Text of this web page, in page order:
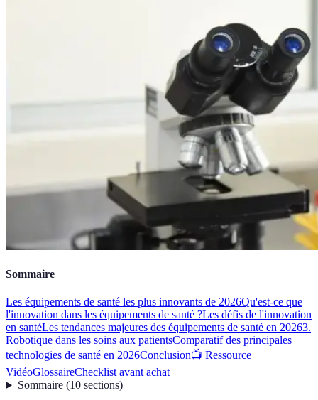
Sommaire
Les équipements de santé les plus innovants de 2026Qu'est-ce que
l'innovation dans les équipements de santé ?Les défis de l'innovation
en santéLes tendances majeures des équipements de santé en 20263.
Robotique dans les soins aux patientsComparatif des principales
technologies de santé en 2026Conclusion📺 Ressource
VidéoGlossaireChecklist avant achat
Sommaire(10 sections)